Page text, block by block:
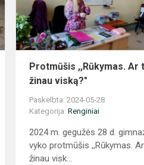
į
šimtmečio
dainų
šventę
Protmūšis ,,Rūkymas. Ar
žinau viską?"
Paskelbta: 2024-05-28
Kategorija:Renginiai
2024 m. gegužės 28 d.
vyko protmūšis ,,Rūkymas.
žinau visk...